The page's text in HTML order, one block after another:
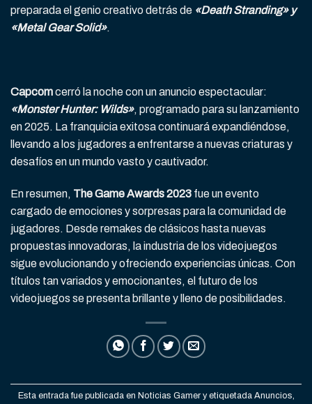
preparada el genio creativo detrás de «Death Stranding» y
«Metal Gear Solid».
Capcomcerró la noche con un anuncio espectacular:
«Monster Hunter: Wilds», programado para su lanzamiento
en 2025. La franquicia exitosa continuará expandiéndose,
llevando a los jugadores a enfrentarse a nuevas criaturas y
desafíos en un mundo vasto y cautivador.
En resumen, The Game Awards 2023 fue un evento
cargado de emociones y sorpresas para la comunidad de
jugadores. Desde remakes de clásicos hasta nuevas
propuestas innovadoras, la industria de los videojuegos
sigue evolucionando y ofreciendo experiencias únicas. Con
títulos tan variados y emocionantes, el futuro de los
videojuegos se presenta brillante y lleno de posibilidades.
Esta entrada fue publicada en Noticias Gamery etiquetada Anuncios,